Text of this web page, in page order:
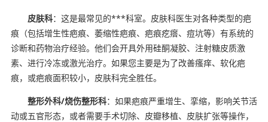
皮肤科：这是最常见的***科室。皮肤科医生对各种类型的疤
痕（包括增生性疤痕、萎缩性疤痕、疤痕疙瘩、痘坑等）有系统的
诊断和药物治疗经验。他们会开具外用硅酮凝胶、注射糖皮质激
素、进行冷冻或激光治疗。如果您主要是为了改善瘙痒、软化疤
痕，或疤痕面积较小，皮肤科完全胜任。
整形外科/烧伤整形科：如果疤痕严重增生、挛缩，影响关节活
动或五官形态，或者需要手术切除、皮瓣移植、皮肤扩张等操作，